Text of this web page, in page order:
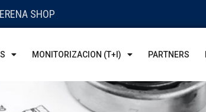
SHOP
MONITORIZACION (T+I) PARTNERS